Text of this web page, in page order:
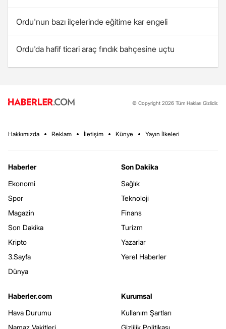
Ordu'nun bazı ilçelerinde eğitime kar engeli
Ordu'da hafif ticari araç fındık bahçesine uçtu
© Copyright 2026 Tüm Hakları Gizlidir.
Hakkımızda Reklam İletişim Künye Yayın İlkeleri
Haberler
Ekonomi
Spor
Magazin
Son Dakika
Kripto
3.Sayfa
Dünya
Son Dakika
Sağlık
Teknoloji
Finans
Turizm
Yazarlar
Yerel Haberler
Haberler.com
Hava Durumu
Namaz Vakitleri
Kurumsal
Kullanım Şartları
Gizlilik Politikası